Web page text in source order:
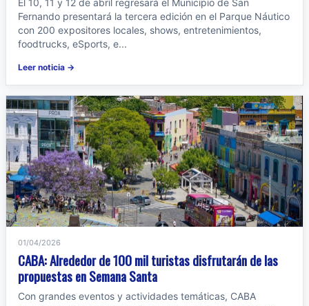
El 10, 11 y 12 de abril regresará el Municipio de San
Fernando presentará la tercera edición en el Parque Náutico
con 200 expositores locales, shows, entretenimientos,
foodtrucks, eSports, e...
Leer noticia →
01/04/2026
CABA: Alrededor de 100 mil turistas disfrutarán de las
propuestas en Semana Santa
Con grandes eventos y actividades temáticas, CABA